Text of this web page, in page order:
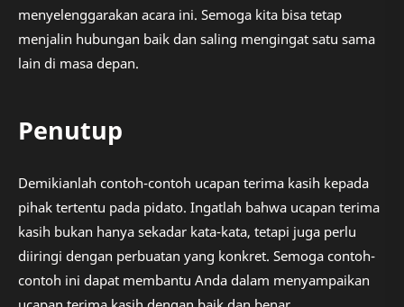
menyelenggarakan acara ini. Semoga kita bisa tetap
menjalin hubungan baik dan saling mengingat satu sama
lain di masa depan.
Penutup
Demikianlah contoh-contoh ucapan terima kasih kepada
pihak tertentu pada pidato. Ingatlah bahwa ucapan terima
kasih bukan hanya sekadar kata-kata, tetapi juga perlu
diiringi dengan perbuatan yang konkret. Semoga contoh-
contoh ini dapat membantu Anda dalam menyampaikan